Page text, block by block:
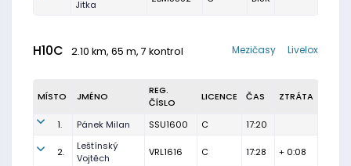
Jitka
H10C 2.10 km, 65 m, 7 kontrol Livelox
Mezičasy
MÍSTO JMÉNO
REG.
ČÍSLO
LICENCE ČAS ZTRÁTA
1. Pánek Milan SSU1600 C 17:20
2.
Leštínský
Vojtěch
VRL1616 C 17:28 + 0:08